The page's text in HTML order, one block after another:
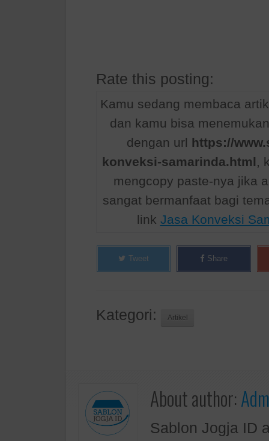
Rate this posting:
Kamu sedang membaca
dan kamu bisa
dengan url https://
konveksi-samarinda.html,
mengcopy paste-nya jika
sangat bermanfaat bagi
link Jasa Konveksi
Tweet Share
Kategori: Artikel
About author:
Sablon Jogja ID